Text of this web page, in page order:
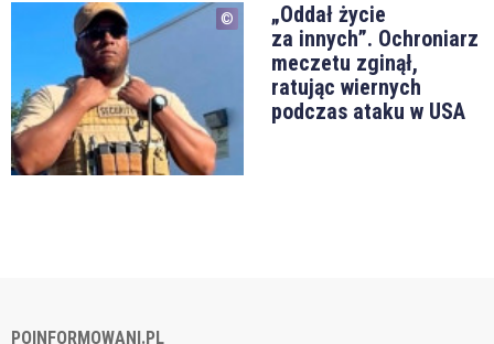
„Oddał życie
za innych”. Ochroniarz
meczetu zginął,
ratując wiernych
podczas ataku w USA
POINFORMOWANI.PL